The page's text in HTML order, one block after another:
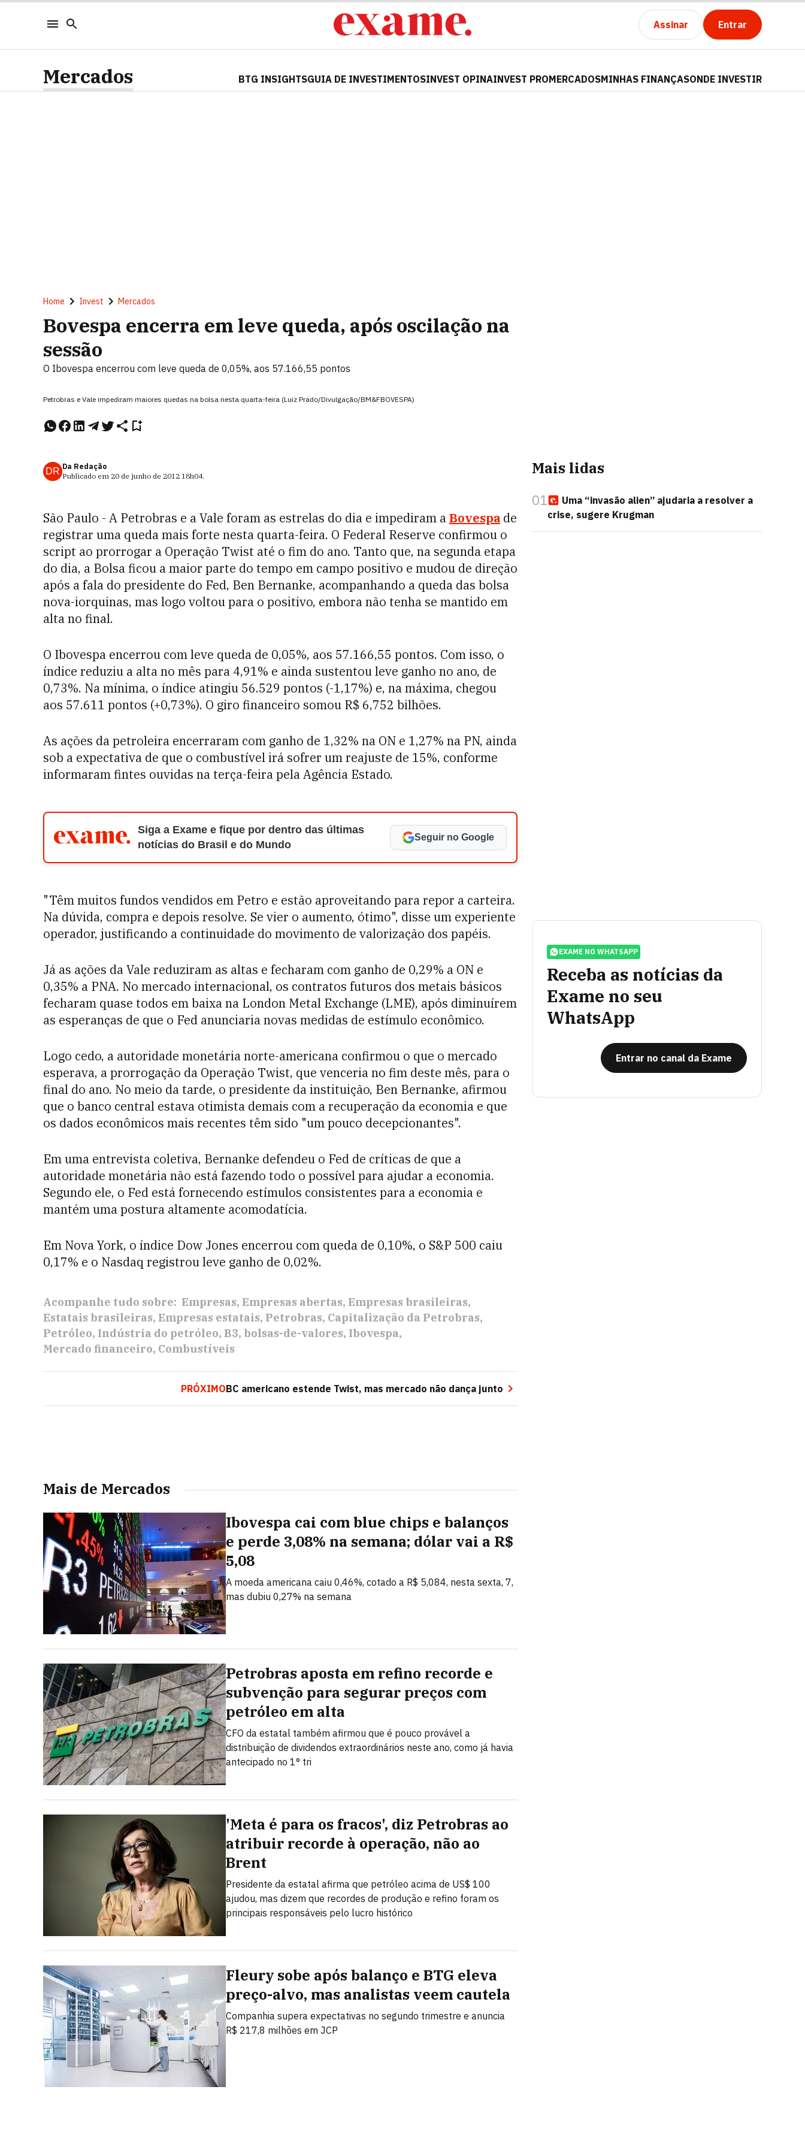
Assinar Entrar
Mercados BTG INSIGHTSGUIA DE INVESTIMENTOSINVEST OPINAINVEST PROMERCADOSMINHAS FINANÇASONDE INVESTIR
Home Invest Mercados
Bovespa encerra em leve queda, após oscilação na
sessão
O Ibovespa encerrou com leve queda de 0,05%, aos 57.166,55 pontos
Petrobras e Vale impediram maiores quedas na bolsa nesta quarta-feira (Luiz Prado/Divulgação/BM&FBOVESPA)
DR Da Redação
Publicado em 20 de junho de 2012 18h04.
São Paulo - A Petrobras e a Vale foram as estrelas do dia e impediram aBovespa de
registrar uma queda mais forte nesta quarta-feira. O Federal Reserve confirmou o
script ao prorrogar a Operação Twist até o fim do ano. Tanto que, na segunda etapa
do dia, a Bolsa ficou a maior parte do tempo em campo positivo e mudou de direção
após a fala do presidente do Fed, Ben Bernanke, acompanhando a queda das bolsa
nova-iorquinas, mas logo voltou para o positivo, embora não tenha se mantido em
alta no final.
O Ibovespa encerrou com leve queda de 0,05%, aos 57.166,55 pontos. Com isso, o
índice reduziu a alta no mês para 4,91% e ainda sustentou leve ganho no ano, de
0,73%. Na mínima, o índice atingiu 56.529 pontos (-1,17%) e, na máxima, chegou
aos 57.611 pontos (+0,73%). O giro financeiro somou R$ 6,752 bilhões.
As ações da petroleira encerraram com ganho de 1,32% na ON e 1,27% na PN, ainda
sob a expectativa de que o combustível irá sofrer um reajuste de 15%, conforme
informaram fintes ouvidas na terça-feira pela Agência Estado.
Siga a Exame e fique por dentro das últimas
notícias do Brasil e do Mundo
Seguir no Google
"Têm muitos fundos vendidos em Petro e estão aproveitando para repor a carteira.
Na dúvida, compra e depois resolve. Se vier o aumento, ótimo", disse um experiente
operador, justificando a continuidade do movimento de valorização dos papéis.
Já as ações da Vale reduziram as altas e fecharam com ganho de 0,29% a ON e
0,35% a PNA. No mercado internacional, os contratos futuros dos metais básicos
fecharam quase todos em baixa na London Metal Exchange (LME), após diminuírem
as esperanças de que o Fed anunciaria novas medidas de estímulo econômico.
Logo cedo, a autoridade monetária norte-americana confirmou o que o mercado
esperava, a prorrogação da Operação Twist, que venceria no fim deste mês, para o
final do ano. No meio da tarde, o presidente da instituição, Ben Bernanke, afirmou
que o banco central estava otimista demais com a recuperação da economia e que
os dados econômicos mais recentes têm sido "um pouco decepcionantes".
Em uma entrevista coletiva, Bernanke defendeu o Fed de críticas de que a
autoridade monetária não está fazendo todo o possível para ajudar a economia.
Segundo ele, o Fed está fornecendo estímulos consistentes para a economia e
mantém uma postura altamente acomodatícia.
Em Nova York, o índice Dow Jones encerrou com queda de 0,10%, o S&P 500 caiu
0,17% e o Nasdaq registrou leve ganho de 0,02%.
Acompanhe tudo sobre: Empresas Empresas abertas Empresas brasileiras
Estatais brasileiras Empresas estatais Petrobras Capitalização da Petrobras
Petróleo Indústria do petróleo B3 bolsas-de-valores Ibovespa
Mercado financeiro Combustíveis
PRÓXIMOBC americano estende Twist, mas mercado não dança junto
Mais de Mercados
Ibovespa cai com blue chips e balanços
e perde 3,08% na semana; dólar vai a R$
5,08
A moeda americana caiu 0,46%, cotado a R$ 5,084, nesta sexta, 7,
mas dubiu 0,27% na semana
Petrobras aposta em refino recorde e
subvenção para segurar preços com
petróleo em alta
CFO da estatal também afirmou que é pouco provável a
distribuição de dividendos extraordinários neste ano, como já havia
antecipado no 1° tri
'Meta é para os fracos', diz Petrobras ao
atribuir recorde à operação, não ao
Brent
Presidente da estatal afirma que petróleo acima de US$ 100
ajudou, mas dizem que recordes de produção e refino foram os
principais responsáveis pelo lucro histórico
Fleury sobe após balanço e BTG eleva
preço-alvo, mas analistas veem cautela
Companhia supera expectativas no segundo trimestre e anuncia
R$ 217,8 milhões em JCP
Mais lidas
01
Uma “invasão alien” ajudaria a resolver a
crise, sugere Krugman
EXAME NO WHATSAPP
Receba as notícias da
Exame no seu
WhatsApp
Entrar no canal da Exame